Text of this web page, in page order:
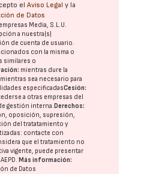
elAviso Legal y la
de Datos
Media, S.L.U.
a nuestra(s)
de cuenta de usuario.
con la misma o
similares o
mientras dure la
sea necesario para
especificadasCesión:
a otras empresas del
gestión interna. Derechos:
oposición, supresión,
del tratatamiento y
contacte con
que el tratamiento no
vigente, puede presentar
AEPD. Más información:
de Datos